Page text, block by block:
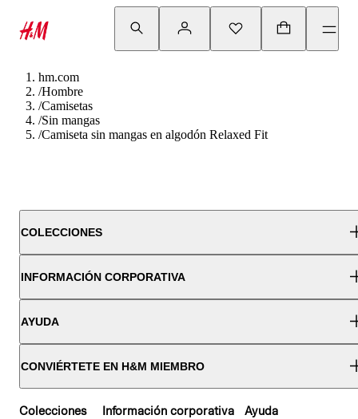
hm.com
/Hombre
/Camisetas
/Sin mangas
/Camiseta sin mangas en algodón Relaxed Fit
COLECCIONES
INFORMACIÓN CORPORATIVA
AYUDA
CONVIÉRTETE EN H&M MIEMBRO
Colecciones Información corporativa Ayuda